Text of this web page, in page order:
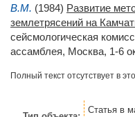
В.М. (1984) Развитие
землетрясений на
сейсмологическая
ассамблея, Москва, 1-6
Полный текст отсутствует в
Статья в